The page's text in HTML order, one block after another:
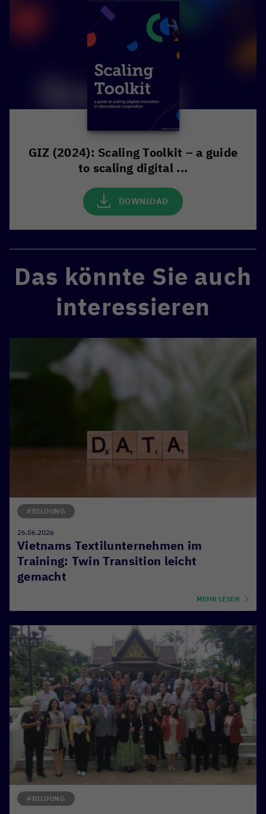
GIZ (2024): Scaling Toolkit – a guide
to scaling digital ...
DOWNLOAD
Das könnte Sie auch
interessieren
Vietnams Textilunternehmen im
Training: Twin Transition leicht
gemacht
#BILDUNG
26.06.2026
MEHR LESEN
#BILDUNG